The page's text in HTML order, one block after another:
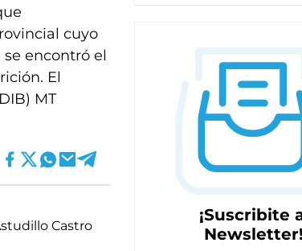
cuyo
encontró el
El
MT
Castro
¡Suscribite
Newsletter!